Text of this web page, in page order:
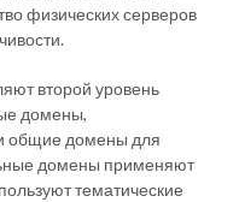
физических серверов
второй уровень
домены,
общие домены для
домены применяют
тематические